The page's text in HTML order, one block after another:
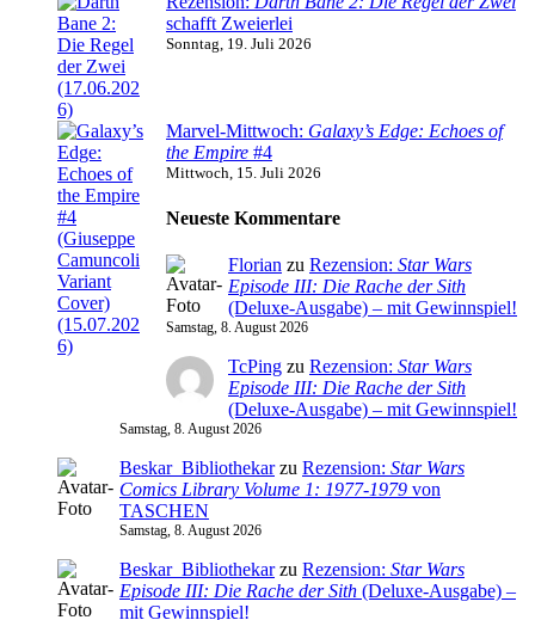
schafft Zweierlei
Sonntag, 19. Juli 2026
Marvel-Mittwoch: Galaxy’s Edge: Echoes of
the Empire #4
Mittwoch, 15. Juli 2026
Neueste Kommentare
Florian zu Rezension: Star Wars
Episode III: Die Rache der Sith
(Deluxe-Ausgabe) – mit Gewinnspiel!
Samstag, 8. August 2026
TcPing zu Rezension: Star Wars
Episode III: Die Rache der Sith
(Deluxe-Ausgabe) – mit Gewinnspiel!
Samstag, 8. August 2026
Beskar_Bibliothekarzu Rezension: Star Wars
Comics Library Volume 1: 1977-1979 von
TASCHEN
Samstag, 8. August 2026
Beskar_Bibliothekarzu Rezension: Star Wars
Episode III: Die Rache der Sith (Deluxe-Ausgabe) –
mit Gewinnspiel!